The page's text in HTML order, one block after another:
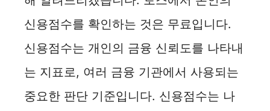
신용점수를 확인하는 것은 무료입니다.
신용점수는 개인의 금융 신뢰도를 나타내
는 지표로, 여러 금융 기관에서 사용되는
중요한 판단 기준입니다. 신용점수는 나